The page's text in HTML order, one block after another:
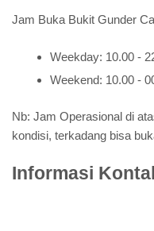
Jam Buka Bukit Gunder
Weekday: 10.00 -
Weekend: 10.00 -
Nb: Jam Operasional di
kondisi, terkadang bisa
Informasi